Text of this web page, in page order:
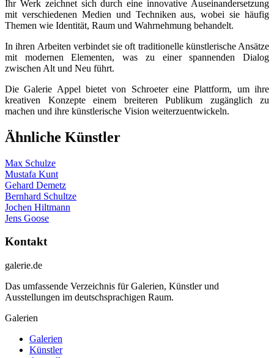
Ihr Werk zeichnet sich durch eine innovative Auseinandersetzung
mit verschiedenen Medien und Techniken aus, wobei sie häufig
Themen wie Identität, Raum und Wahrnehmung behandelt.
In ihren Arbeiten verbindet sie oft traditionelle künstlerische Ansätze
mit modernen Elementen, was zu einer spannenden Dialog
zwischen Alt und Neu führt.
Die Galerie Appel bietet von Schroeter eine Plattform, um ihre
kreativen Konzepte einem breiteren Publikum zugänglich zu
machen und ihre künstlerische Vision weiterzuentwickeln.
Ähnliche Künstler
Max Schulze
Mustafa Kunt
Gehard Demetz
Bernhard Schultze
Jochen Hiltmann
Jens Goose
Kontakt
galerie.de
Das umfassende Verzeichnis für Galerien, Künstler und
Ausstellungen im deutschsprachigen Raum.
Galerien
Galerien
Künstler